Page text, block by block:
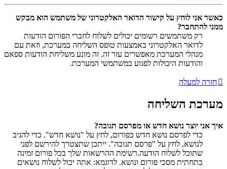
כאשר אני לוחץ על קישור הדואר האלקטרוני של משתמש הוא מבקש
ממני להתחבר?
רק משתמשים רשומים יכולים לשלוח לחברי הפורום הודעות
לדואר האלקטרוני באמצעות טופס השליחה במערכת, וזאת עם
מנהלי המערכת מאפשרים עזר זה. זה מונע משליחת הודעות ספאם
והודעות היכולות לפגוע במשתמשי המערכת.
חזרה למעלה
מערכת השליחה
איך אני יוצר נושא חדש או מפרסם תגובה?
כדי לפרסם נושא חדש בפורום, לחץ על "נושא חדש". כדי להגיב
לנושא, לחץ על "פרסם תגובה". ייתכן שתצטרך להירשם לפני
שתוכל לשלוח הודעה.רשימת ההרשאות שלך בכל פורום זמינה
בתחתית מסכי פורום ונושא. לדוגמא: אתה יכול לשלוח נושאים